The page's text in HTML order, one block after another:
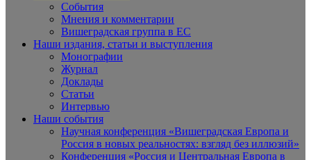
События
Мнения и комментарии
Вишеградская группа в ЕС
Наши издания, статьи и выступления
Монографии
Журнал
Доклады
Статьи
Интервью
Наши события
Научная конференция «Вишеградская Европа и
Россия в новых реальностях: взгляд без иллюзий»
Конференция «Россия и Центральная Европа в